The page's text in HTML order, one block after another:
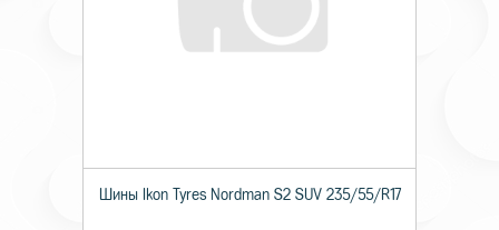
Шины Ikon Tyres Nordman S2 SUV 235/55/R17